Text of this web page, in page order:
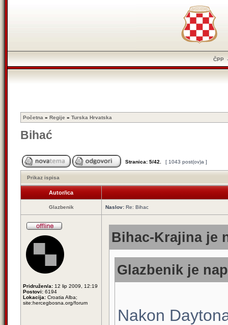
ČPP
Početna » Regije » Turska Hrvatska
Bihać
Stranica: 5/42 [ 1043 post(ov)a ]
Prikaz ispisa
Autor/ica
Glazbenik Naslov: Re: Bihac
Pridružen/a: 12 lip 2009, 12:19
Postovi: 6194
Lokacija: Croatia Alba;
site:hercegbosna.org/forum
Bihac-Krajina je
Glazbenik je
Nakon